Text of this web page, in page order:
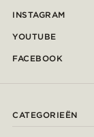
INSTAGRAM
YOUTUBE
FACEBOOK
CATEGORIEËN